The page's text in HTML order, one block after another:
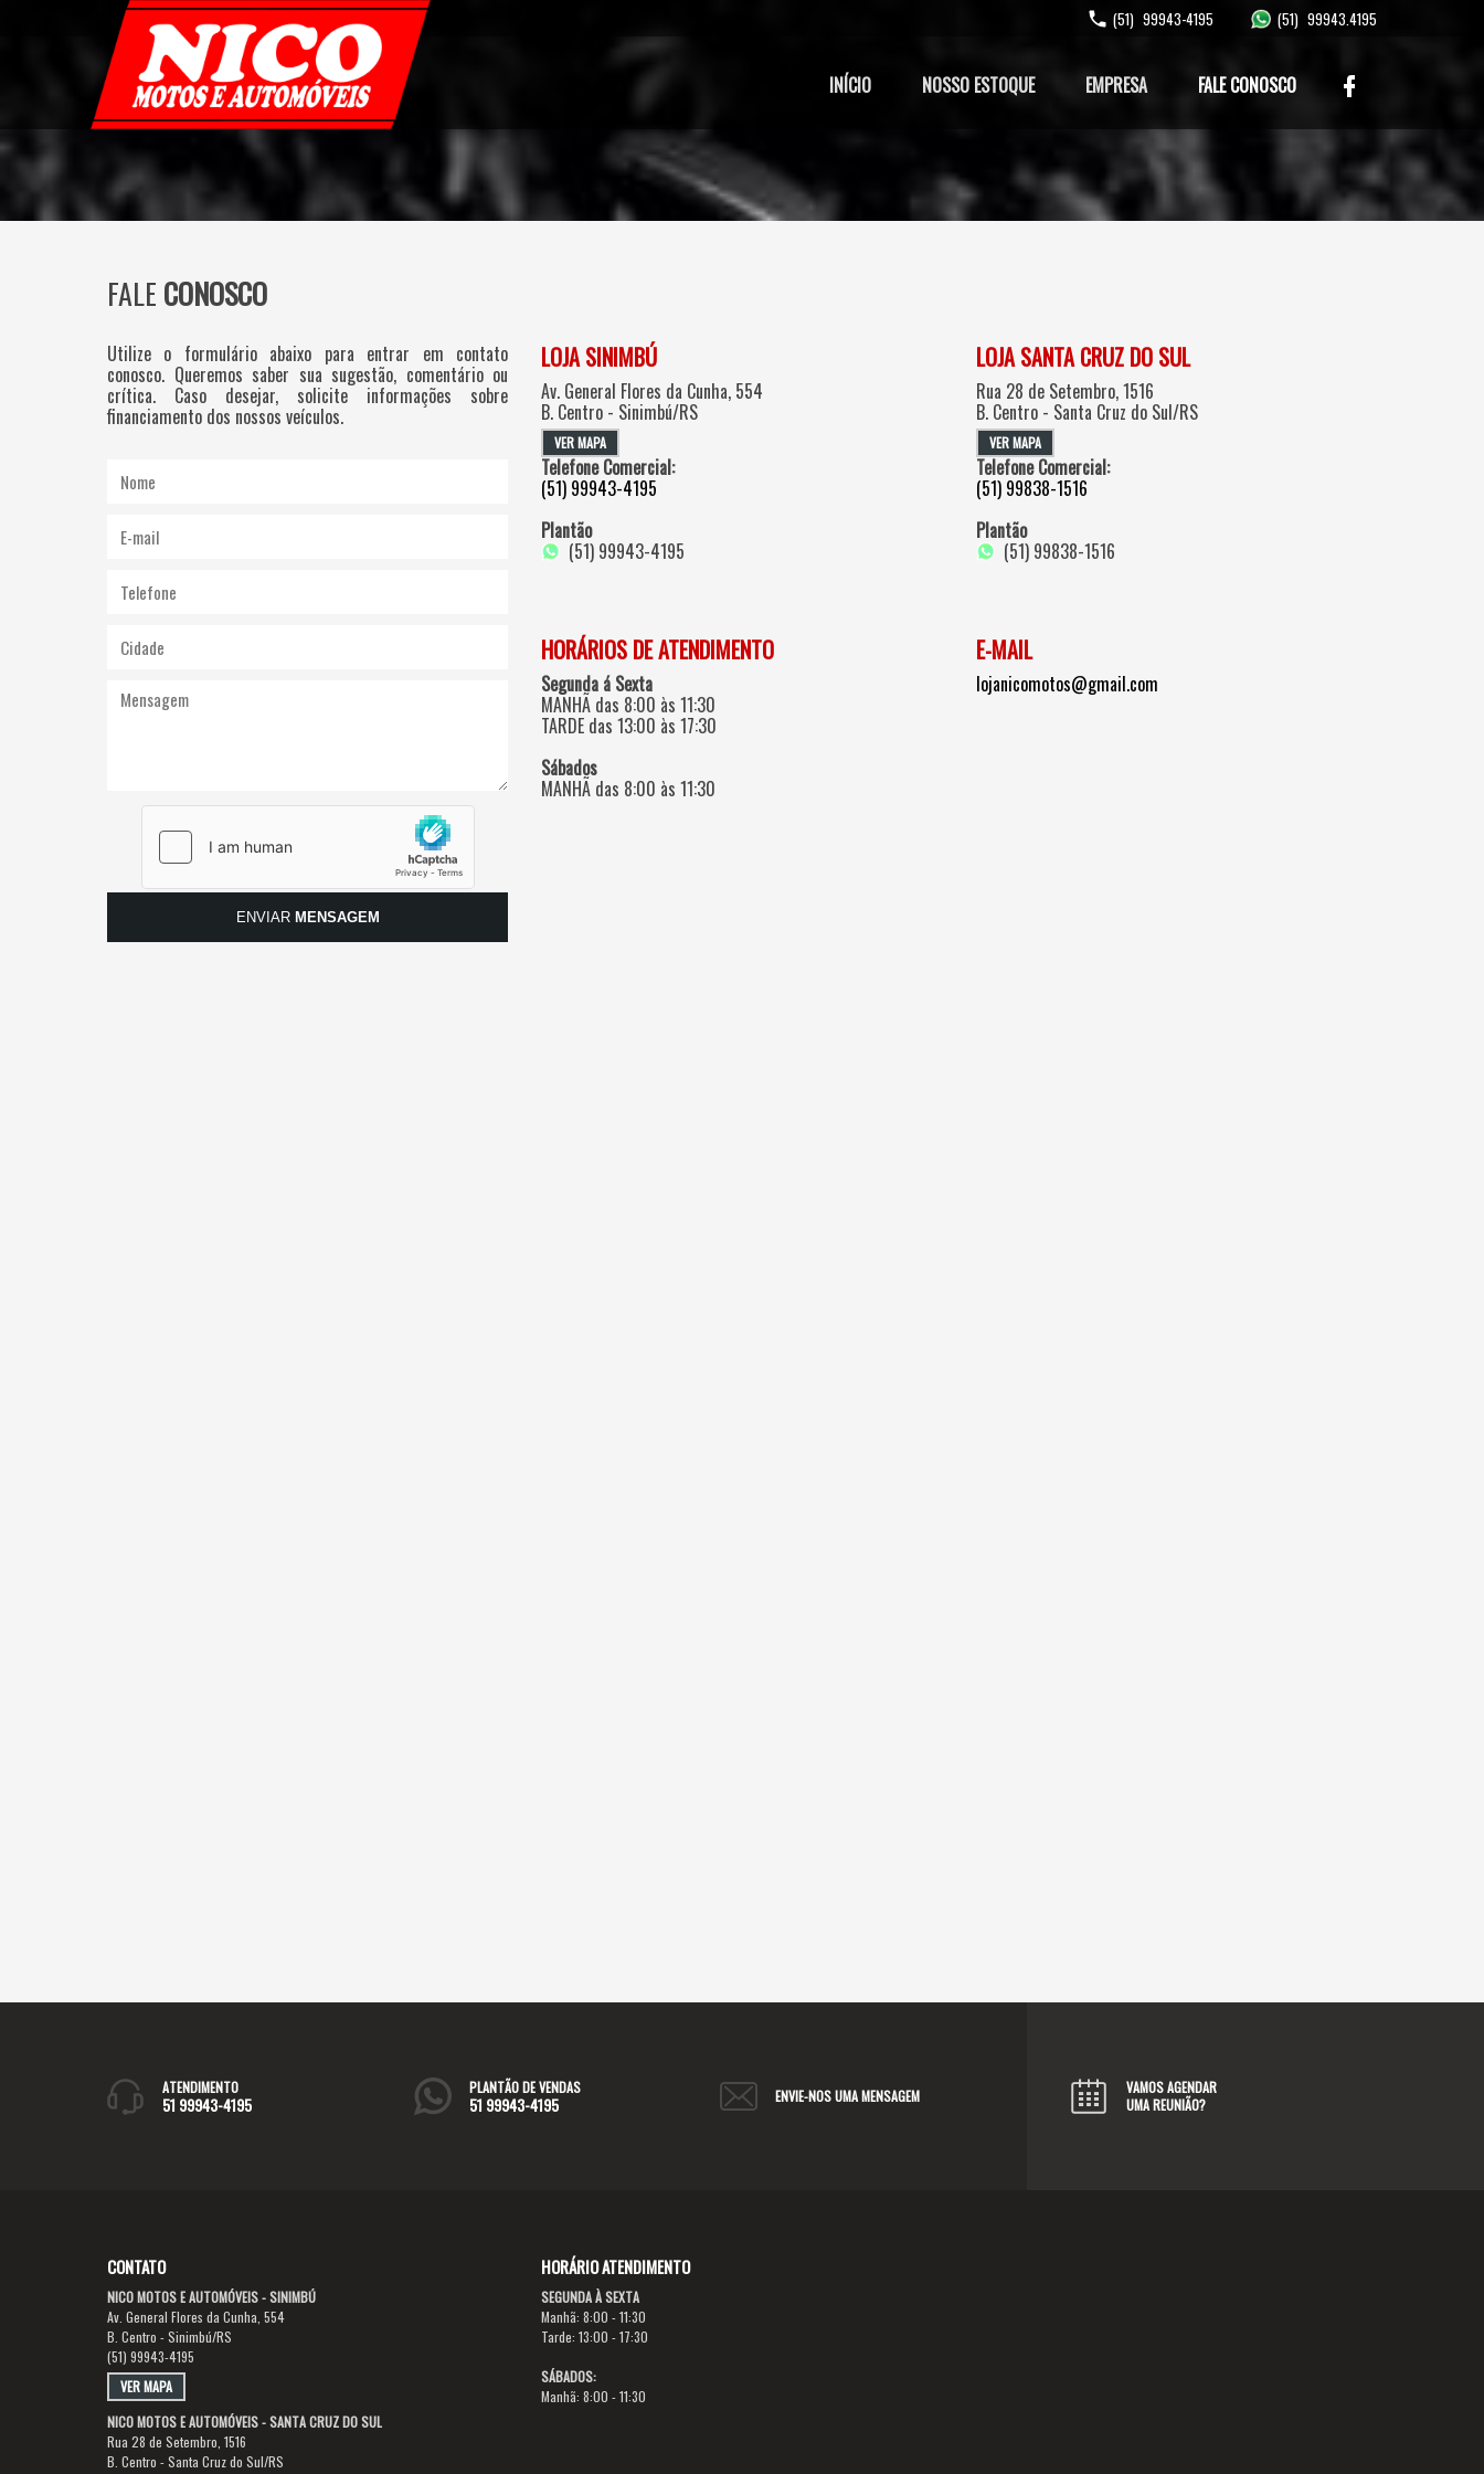
(51) 99943-4195 (51) 99943.4195
INÍCIO NOSSO ESTOQUE EMPRESA FALE CONOSCO
FALE CONOSCO
Utilize o formulário abaixo para entrar em contato
conosco. Queremos saber sua sugestão, comentário ou
crítica. Caso desejar, solicite informações sobre
financiamento dos nossos veículos.
ENVIAR MENSAGEM
LOJA SINIMBÚ
Av. General Flores da Cunha, 554
B. Centro - Sinimbú/RS
VER MAPA
Telefone Comercial:
(51) 99943-4195
Plantão
(51) 99943-4195
LOJA SANTA CRUZ DO SUL
Rua 28 de Setembro, 1516
B. Centro - Santa Cruz do Sul/RS
VER MAPA
Telefone Comercial:
(51) 99838-1516
Plantão
(51) 99838-1516
HORÁRIOS DE ATENDIMENTO
Segunda á Sexta
MANHÃ das 8:00 às 11:30
TARDE das 13:00 às 17:30
Sábados
MANHÃ das 8:00 às 11:30
E-MAIL
lojanicomotos@gmail.com
ATENDIMENTO
51 99943-4195
PLANTÃO DE VENDAS
51 99943-4195 ENVIE-NOS UMA MENSAGEM
VAMOS AGENDAR
UMA REUNIÃO?
CONTATO
NICO MOTOS E AUTOMÓVEIS - SINIMBÚ
Av. General Flores da Cunha, 554
B. Centro - Sinimbú/RS
(51) 99943-4195
VER MAPA
NICO MOTOS E AUTOMÓVEIS - SANTA CRUZ DO SUL
Rua 28 de Setembro, 1516
B. Centro - Santa Cruz do Sul/RS
HORÁRIO ATENDIMENTO
SEGUNDA À SEXTA
Manhã: 8:00 - 11:30
Tarde: 13:00 - 17:30
SÁBADOS:
Manhã: 8:00 - 11:30